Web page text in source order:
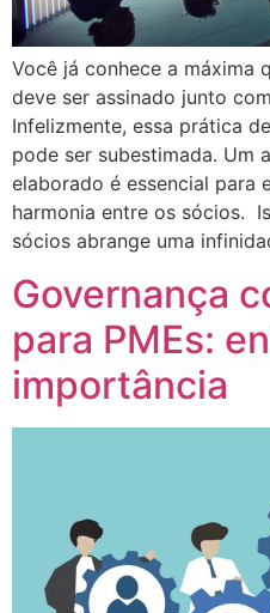
Você já conhece a máxima
deve ser assinado junto
Infelizmente, essa prática
pode ser subestimada. Um
elaborado é essencial para
harmonia entre os sócios.
sócios abrange uma
Governança
para PMEs:
importância